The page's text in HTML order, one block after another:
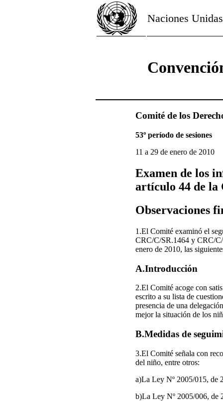
Naciones Unidas
Comité de los
53º período de sesiones
11 a 29 de enero de 2010
Examen de los
artículo 44 de la
Observaciones
1.El Comité examinó el
CRC/C/SR.1464 y CRC/C/
enero de 2010, las
A.Introducción
2.El Comité acoge con
escrito a su lista de
presencia de una
mejor la situación de los
B.Medidas de
3.El Comité señala con
del niño, entre otros:
a)La Ley Nº 2005/015, de
b)La Ley Nº 2005/006, de